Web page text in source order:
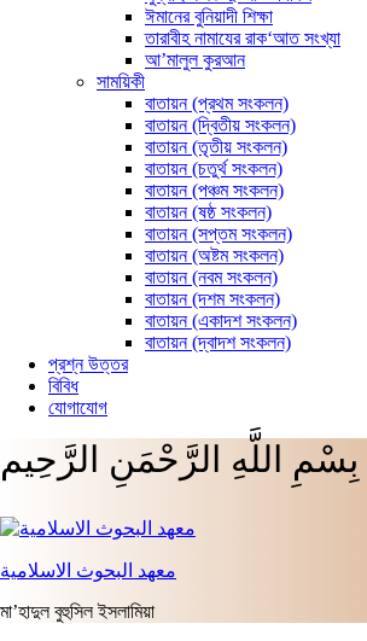
ঈমানের বুনিয়াদী শিক্ষা
তারাবীহ নামাযের রাক‘আত সংখ্যা
আ’মালুল কুরআন
সাময়িকী
বাতায়ন (প্রথম সংকলন)
বাতায়ন (দ্বিতীয় সংকলন)
বাতায়ন (তৃতীয় সংকলন)
বাতায়ন (চতুর্থ সংকলন)
বাতায়ন (পঞ্চম সংকলন)
বাতায়ন (ষষ্ঠ সংকলন)
বাতায়ন (সপ্তম সংকলন)
বাতায়ন (অষ্টম সংকলন)
বাতায়ন (নবম সংকলন)
বাতায়ন (দশম সংকলন)
বাতায়ন (একাদশ সংকলন)
বাতায়ন (দ্বাদশ সংকলন)
প্রশ্ন উত্তর
বিবিধ
যোগাযোগ
بِسْمِ اللَّهِ الرَّحْمَنِ الرَّحِيم
معهد البحوث الاسلامية
মা’হাদুল বুহুসিল ইসলামিয়া